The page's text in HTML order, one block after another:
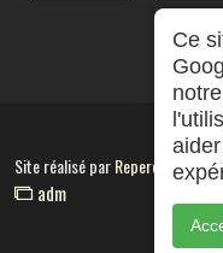
Site réalisé parRepereCom
adm
Ce